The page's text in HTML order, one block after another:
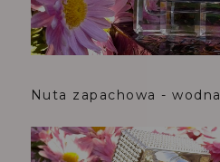
Nuta zapachowa - wodna